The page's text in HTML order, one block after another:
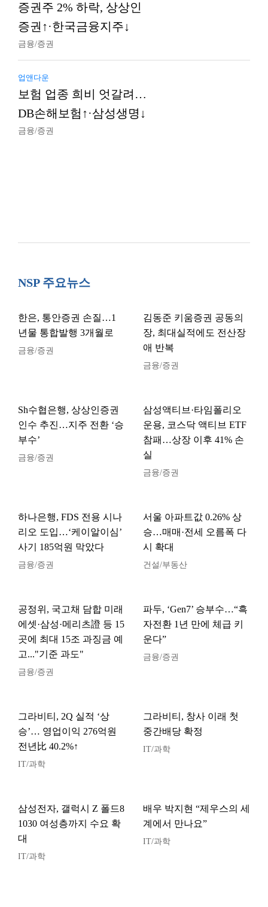
증권주 2% 하락, 상상인
증권↑·한국금융지주↓
금융/증권
업앤다운
보험 업종 희비 엇갈려…
DB손해보험↑·삼성생명↓
금융/증권
NSP 주요뉴스
한은, 통안증권 손질…1
년물 통합발행 3개월로
금융/증권
김동준 키움증권 공동의
장, 최대실적에도 전산장
애 반복
금융/증권
Sh수협은행, 상상인증권
인수 추진…지주 전환 ‘승
부수’
금융/증권
삼성액티브·타임폴리오
운용, 코스닥 액티브 ETF
참패…상장 이후 41% 손
실
금융/증권
하나은행, FDS 전용 시나
리오 도입…‘케이알이심’
사기 185억원 막았다
금융/증권
서울 아파트값 0.26% 상
승…매매·전세 오름폭 다
시 확대
건설/부동산
공정위, 국고채 담합 미래
에셋·삼성·메리츠證 등 15
곳에 최대 15조 과징금 예
고..."기준 과도"
금융/증권
파두, ‘Gen7’ 승부수…“흑
자전환 1년 만에 체급 키
운다”
금융/증권
그라비티, 2Q 실적 ‘상
승’… 영업이익 276억원
전년比 40.2%↑
IT/과학
그라비티, 창사 이래 첫
중간배당 확정
IT/과학
삼성전자, 갤럭시 Z 폴드8
1030 여성층까지 수요 확
대
IT/과학
배우 박지현 “제우스의 세
계에서 만나요”
IT/과학